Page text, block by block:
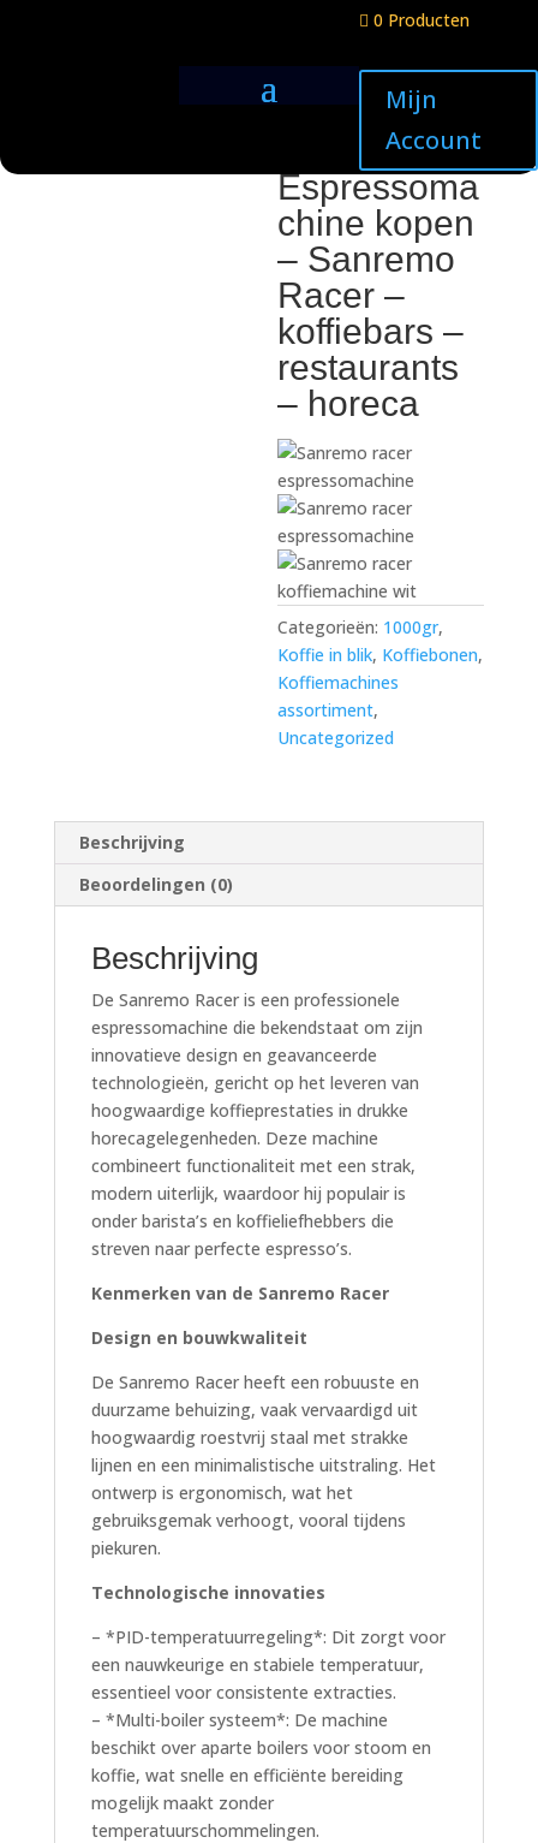
 0 Producten
Mijn
Account
Koffiemachines
/ Espressomachine kopen – Sanremo
Espressoma
chine kopen
– Sanremo
Racer –
koffiebars –
restaurants
– horeca
Categorieën: 1000gr,
Koffie in blik, Koffiebonen,
Koffiemachines
assortiment,
Uncategorized
Beschrijving
Beoordelingen (0)
Beschrijving
De Sanremo Racer is een professionele
espressomachine die bekendstaat om zijn
innovatieve design en geavanceerde
technologieën, gericht op het leveren van
hoogwaardige koffieprestaties in drukke
horecagelegenheden. Deze machine
combineert functionaliteit met een strak,
modern uiterlijk, waardoor hij populair is
onder barista’s en koffieliefhebbers die
streven naar perfecte espresso’s.
Kenmerken van de Sanremo Racer
Design en bouwkwaliteit
De Sanremo Racer heeft een robuuste en
duurzame behuizing, vaak vervaardigd uit
hoogwaardig roestvrij staal met strakke
lijnen en een minimalistische uitstraling. Het
ontwerp is ergonomisch, wat het
gebruiksgemak verhoogt, vooral tijdens
piekuren.
Technologische innovaties
– *PID-temperatuurregeling*: Dit zorgt voor
een nauwkeurige en stabiele temperatuur,
essentieel voor consistente extracties.
– *Multi-boiler systeem*: De machine
beschikt over aparte boilers voor stoom en
koffie, wat snelle en efficiënte bereiding
mogelijk maakt zonder
temperatuurschommelingen.